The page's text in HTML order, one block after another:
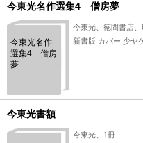
今東光名作選集4 僧房夢
今東光名作
選集4 僧房
夢
今東光、徳間書店、
新書版 カバー 少ヤ
今東光書額
今東光、1冊